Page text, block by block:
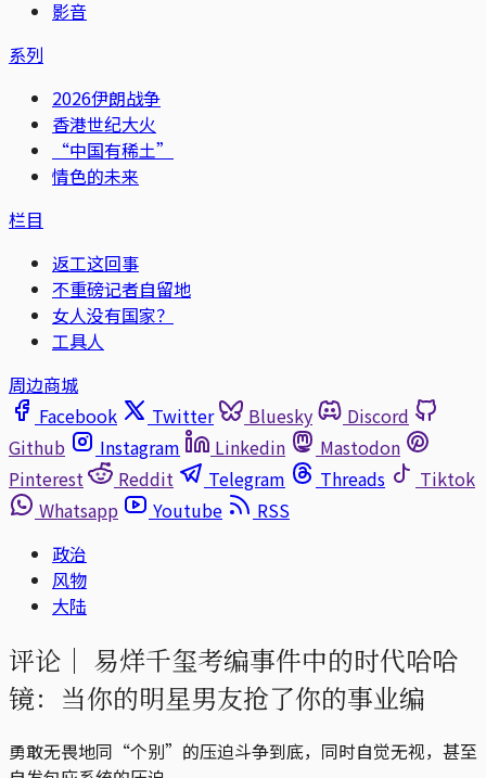
影音
系列
2026伊朗战争
香港世纪大火
“中国有稀土”
情色的未来
栏目
返工这回事
不重磅记者自留地
女人没有国家？
工具人
周边商城
Facebook
Twitter Bluesky
Discord
Github
Instagram Linkedin
Mastodon
Pinterest
Reddit Telegram Threads
Tiktok
Whatsapp
Youtube
RSS
政治
风物
大陆
评论｜ 易烊千玺考编事件中的时代哈哈
镜：当你的明星男友抢了你的事业编
勇敢无畏地同“个别”的压迫斗争到底，同时自觉无视，甚至